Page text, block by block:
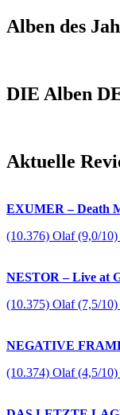
Alben des
DIE Alben
Aktuelle
EXUMER – Death
(10.376) Olaf (9,0/
NESTOR – Live at
(10.375) Olaf (7,5/
NEGATIVE
(10.374) Olaf (4,5/